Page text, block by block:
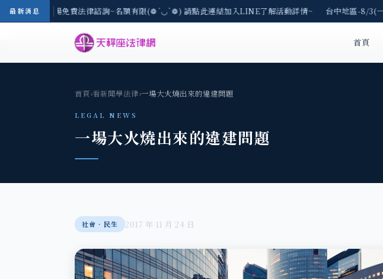
最新消息
-8/3(一) 現場免費法律諮詢~名額有限(❁´◡`❁) 請點此連結加入LINE了解活動詳情~ 台中地區-8/3(一)
首頁
首頁›看新聞學法律›一場大火燒出來的違建問題
LEGAL NEWS
一場大火燒出來的違建問題
社會‧民生 2017 年 11 月 24 日